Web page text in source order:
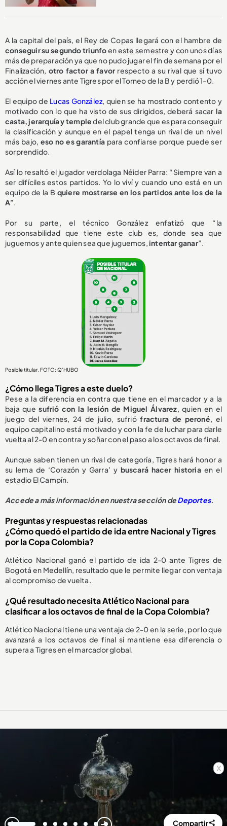
x
A la capital del país, el Rey de Copas llegará con el hambre de
conseguir su segundo triunfoen este semestre y con unos días
más de preparación ya que no pudo jugar el fin de semana por el
Finalización, otro factor a favor respecto a su rival que sí tuvo
acción el viernes ante Tigres por el Torneo de la B y perdió 1-0.
El equipo de Lucas González, quien se ha mostrado contento y
motivado con lo que ha visto de sus dirigidos, deberá sacar la
casta, jerarquía y templedel club grande que es para conseguir
la clasificación y aunque en el papel tenga un rival de un nivel
más bajo, eso no es garantía para confiarse porque puede ser
sorprendido.
Así lo resaltó el jugador verdolaga Néider Parra: “Siempre van a
ser difíciles estos partidos. Yo lo viví y cuando uno está en un
equipo de la B quiere mostrarse en los partidos ante los de la
A”.
Por su parte, el técnico González enfatizó que “la
responsabilidad que tiene este club es, donde sea que
juguemos y ante quien sea que juguemos,intentar ganar”.
Posible titular. FOTO: Q’HUBO
¿Cómo llega Tigres a este duelo?
Pese a la diferencia en contra que tiene en el marcador y a la
baja quesufrió con la lesión de Miguel Álvarez, quien en el
juego del viernes, 24 de julio, sufriófractura de peroné, el
equipo capitalino está motivado y con la fe de luchar para darle
vuelta al 2-0 en contra y soñar con el paso a los octavos de final.
Aunque saben tienen un rival de categoría, Tigres hará honor a
su lema de ‘Corazón y Garra’ y buscará hacer historiaen el
estadio El Campín.
Accede a más información en nuestra sección deDeportes.
Preguntas y respuestas relacionadas
¿Cómo quedó el partido de ida entre Nacional y Tigres
por la Copa Colombia?
Atlético Nacional ganó el partido de ida 2-0 ante Tigres de
Bogotá en Medellín, resultado que le permite llegar con ventaja
al compromiso de vuelta.
¿Qué resultado necesita Atlético Nacional para
clasificar a los octavos de final de la Copa Colombia?
Atlético Nacional tiene una ventaja de 2-0 en la serie, por lo que
avanzará a los octavos de final si mantiene esa diferencia o
supera a Tigres en el marcador global.
Compartir